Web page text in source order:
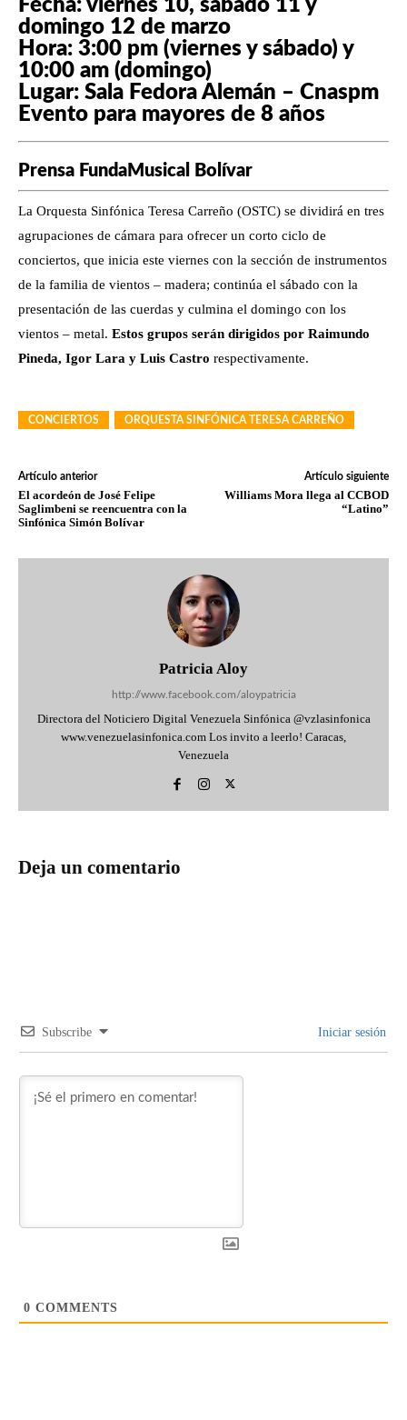
Fecha: viernes 10, sábado 11 y
domingo 12 de marzo
Hora: 3:00 pm (viernes y sábado) y
10:00 am (domingo)
Lugar: Sala Fedora Alemán – Cnaspm
Evento para mayores de 8 años
Prensa FundaMusical Bolívar
La Orquesta Sinfónica Teresa Carreño (OSTC) se dividirá en tres
agrupaciones de cámara para ofrecer un corto ciclo de
conciertos, que inicia este viernes con la sección de instrumentos
de la familia de vientos – madera; continúa el sábado con la
presentación de las cuerdas y culmina el domingo con los
vientos – metal. Estos grupos serán dirigidos por Raimundo
Pineda, Igor Lara y Luis Castro respectivamente.
CONCIERTOS ORQUESTA SINFÓNICA TERESA CARREÑO
Artículo anterior
El acordeón de José Felipe
Saglimbeni se reencuentra con la
Sinfónica Simón Bolívar
Artículo siguiente
Williams Mora llega al CCBOD
“Latino”
Patricia Aloy
http://www.facebook.com/aloypatricia
Directora del Noticiero Digital Venezuela Sinfónica @vzlasinfonica
www.venezuelasinfonica.com Los invito a leerlo! Caracas,
Venezuela
Deja un comentario
Subscribe Iniciar sesión
0 COMMENTS